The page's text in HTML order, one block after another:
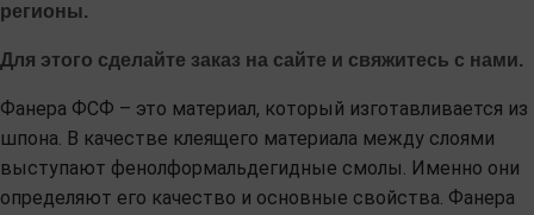
регионы.
Для этого сделайте заказ на сайте и свяжитесь с нами.
Фанера ФСФ – это материал, который изготавливается из
шпона. В качестве клеящего материала между слоями
выступают фенолформальдегидные смолы. Именно они
определяют его качество и основные свойства. Фанера